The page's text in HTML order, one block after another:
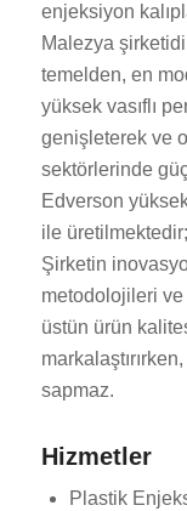
enjeksiyon
Malezya
temelden, en
yüksek vasıflı
genişleterek ve
sektörlerinde
Edverson
ile
Şirketin
metodolojileri
üstün ürün
sapmaz.
Hizmetler
Plastik